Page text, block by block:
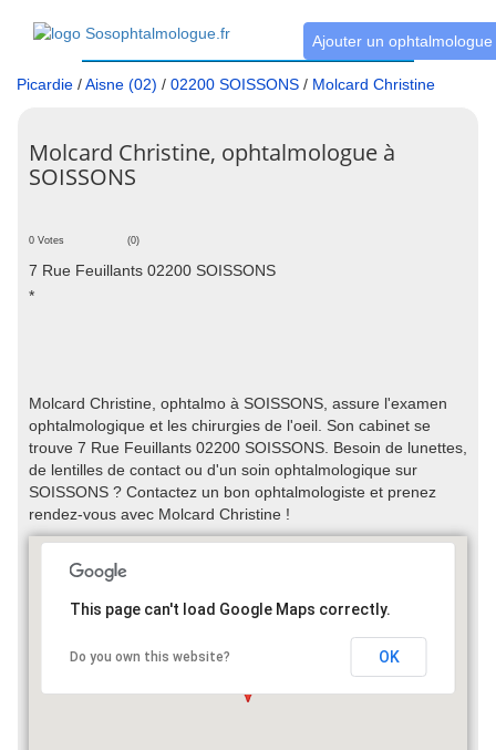
Ajouter un ophtalmologue
Picardie /Aisne (02) / 02200 SOISSONS / Molcard Christine
Molcard Christine, ophtalmologue à
SOISSONS
0 Votes (0)
7 Rue Feuillants 02200 SOISSONS
*
Molcard Christine, ophtalmo à SOISSONS, assure l'examen
ophtalmologique et les chirurgies de l'oeil. Son cabinet se
trouve 7 Rue Feuillants 02200 SOISSONS. Besoin de lunettes,
de lentilles de contact ou d'un soin ophtalmologique sur
SOISSONS ? Contactez un bon ophtalmologiste et prenez
rendez-vous avec Molcard Christine !
This page can't load Google Maps correctly.
Do you own this website? OK